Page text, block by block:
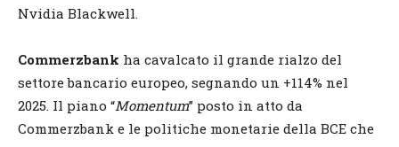
Nvidia Blackwell.
Commerzbank ha cavalcato il grande rialzo del
settore bancario europeo, segnando un +114% nel
2025. Il piano “Momentum” posto in atto da
Commerzbank e le politiche monetarie della BCE che